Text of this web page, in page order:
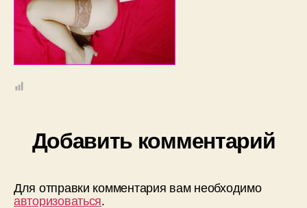
Добавить комментарий
Для отправки комментария вам необходимо
авторизоваться.